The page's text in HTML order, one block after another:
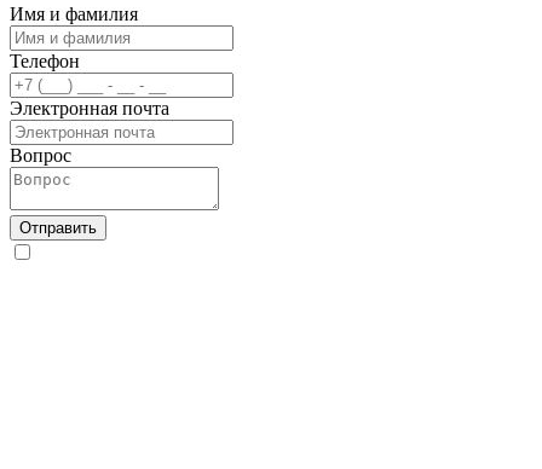
Имя и фамилия
Телефон
Электронная почта
Вопрос
Отправить